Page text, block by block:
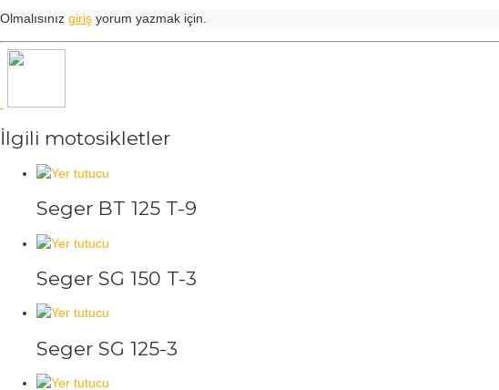
Olmalısınız giriş yorum yazmak için.
İlgili motosikletler
Seger BT 125 T-9
Seger SG 150 T-3
Seger SG 125-3